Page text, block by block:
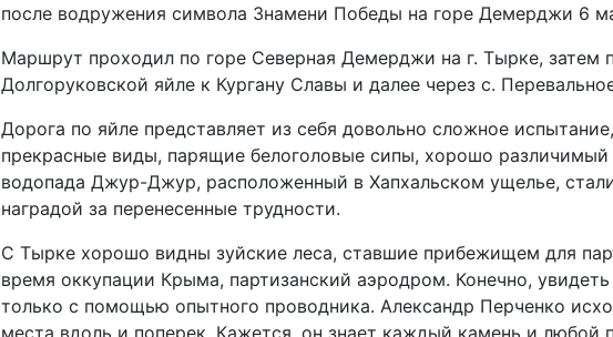
после водружения символа Знамени Победы на горе Демерджи 6
Маршрут проходил по горе Северная Демерджи на г. Тырке, затем
Долгоруковской яйле к Кургану Славы и далее через с.
Дорога по яйле представляет из себя довольно сложное
прекрасные виды, парящие белоголовые сипы, хорошо
водопада Джур-Джур, расположенный в Хапхальском ущелье,
наградой за перенесенные трудности.
С Тырке хорошо видны зуйские леса, ставшие прибежищем для
время оккупации Крыма, партизанский аэродром. Конечно,
только с помощью опытного проводника. Александр Перченко